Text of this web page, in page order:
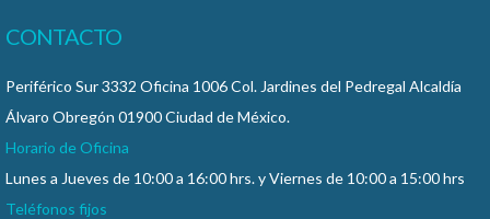
CONTACTO
Periférico Sur 3332 Oficina 1006 Col. Jardines del Pedregal Alcaldía
Álvaro Obregón 01900 Ciudad de México.
Horario de Oficina
Lunes a Jueves de 10:00 a 16:00 hrs. y Viernes de 10:00 a 15:00 hrs
Teléfonos fijos